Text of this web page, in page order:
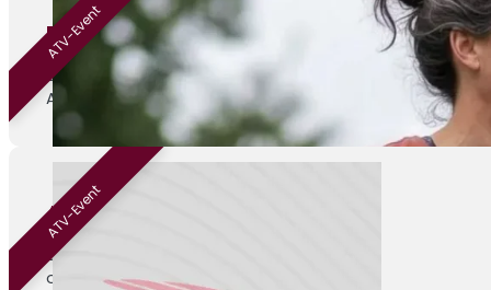
Beginnen met hardlopen
01-09-2026
ATV Venray
ATV-Event
ATV Kamp
04-09-2026
onbekend
ATV-Event